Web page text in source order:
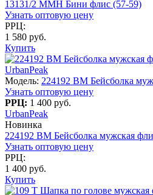
13131/2 MMH Бини флис (57-59)
Узнать оптовую цену
РРЦ:
1 580 руб.
Купить
UrbanPeak
Модель: 224192 BM Бейсболка
Узнать оптовую цену
РРЦ: 1 400 руб.
UrbanPeak
Новинка
224192 BM Бейсболка мужская
Узнать оптовую цену
РРЦ:
1 400 руб.
Купить